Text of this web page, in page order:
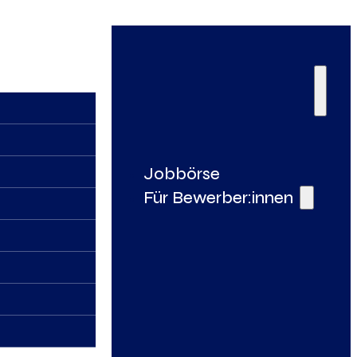
Jobbörse
Für Bewerber:innen